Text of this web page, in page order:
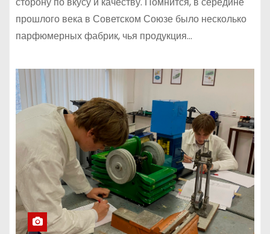
прошлого века в Советском Союзе было несколько
парфюмерных фабрик, чья продукция…